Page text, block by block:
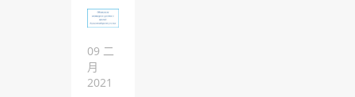
09 二
月
2021